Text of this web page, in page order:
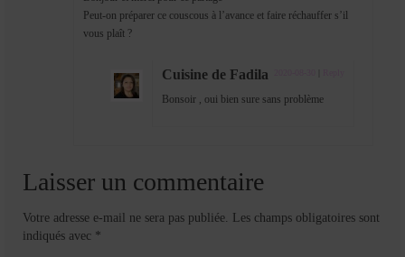
Peut-on préparer ce couscous à l’avance et faire réchauffer s’il
vous plaît ?
Cuisine de Fadila
Bonsoir , oui bien sure sans problème
Laisser un commentaire
Votre adresse e-mail ne sera pas publiée. Les champs obligatoires sont
indiqués avec *